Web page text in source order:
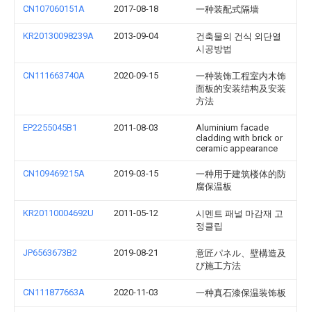
CN107060151A 2017-08-18 一种装配式隔墙
KR20130098239A 2013-09-04
건축물의 건식 외단열
시공방법
CN111663740A 2020-09-15
一种装饰工程室内木饰
面板的安装结构及安装
方法
EP2255045B1 2011-08-03
Aluminium facade
cladding with brick or
ceramic appearance
CN109469215A 2019-03-15
一种用于建筑楼体的防
腐保温板
KR20110004692U 2011-05-12
시멘트 패널 마감재 고
정클립
JP6563673B2 2019-08-21
意匠パネル、壁構造及
び施工方法
CN111877663A 2020-11-03 一种真石漆保温装饰板